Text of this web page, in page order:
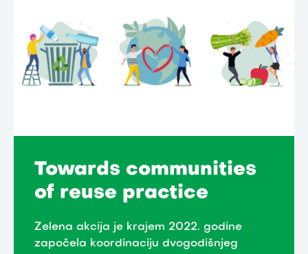
Towards communities
of reuse practice
Zelena akcija je krajem 2022. godine
započela koordinaciju dvogodišnjeg